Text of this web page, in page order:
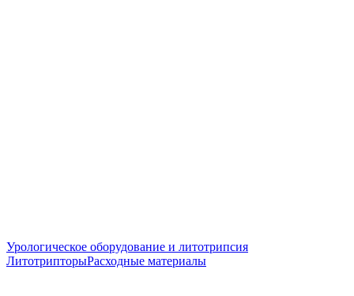
Урологическое оборудование и литотрипсия
ЛитотрипторыРасходные материалы